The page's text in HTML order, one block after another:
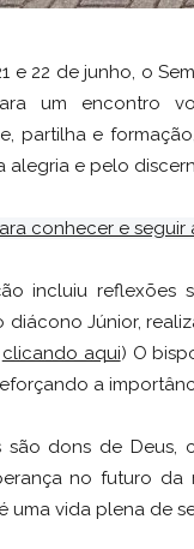
e 22 de junho, o
um encontro
partilha e
alegria e pelo
conhecer e seguir
incluiu
diácono Júnior,
clicando aqui) O
a
são dons de
no futuro da
uma vida plena de